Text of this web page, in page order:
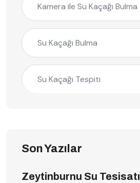
Kamera ile Su Kaçağı Bulma
Su Kaçağı Bulma
Su Kaçağı Tespiti
Son Yazılar
Zeytinburnu Su Tesisatı